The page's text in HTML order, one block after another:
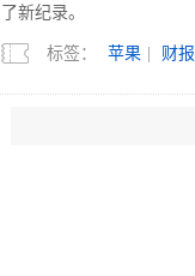
了新纪录。
标签： 苹果 财报
8月11日发布
REDMI 正式官宣K100